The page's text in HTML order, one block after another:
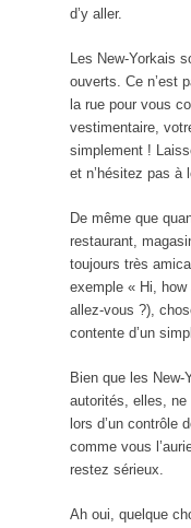
d’y aller.
Les New-Yorkais
ouverts. Ce n’est
la rue pour vous
vestimentaire,
simplement !
et n’hésitez pas à
De même que
restaurant,
toujours très
exemple « Hi,
allez-vous ?),
contente d’un
Bien que les
autorités, elles, ne
lors d’un contrôle
comme vous
restez sérieux.
Ah oui, quelque